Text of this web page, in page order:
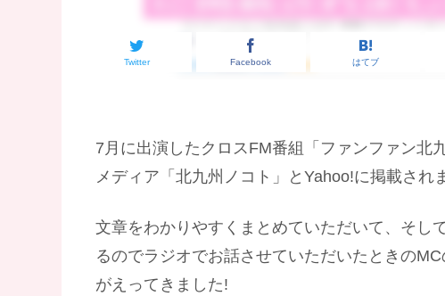
Twitter Facebook はてブ
7月に出演したクロスFM番組「ファンファン北
メディア「北九州ノコト」とYahoo!に掲載され
文章をわかりやすくまとめていただいて、そし
るのでラジオでお話させていただいたときの
がえってきました!